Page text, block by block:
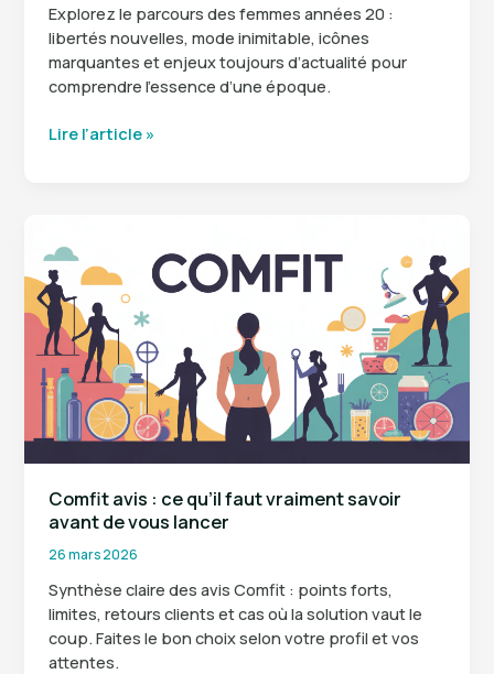
Explorez le parcours des femmes années 20 :
libertés nouvelles, mode inimitable, icônes
marquantes et enjeux toujours d’actualité pour
comprendre l’essence d’une époque.
Femmes
liberté
et
héritage
d’une
décennie
iconique
Lire l’article »
Comfit avis : ce qu’il faut vraiment savoir
avant de vous lancer
26 mars 2026
Synthèse claire des avis Comfit : points forts,
limites, retours clients et cas où la solution vaut le
coup. Faites le bon choix selon votre profil et vos
attentes.